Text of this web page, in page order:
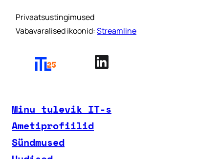
Privaatsustingimused
Vabavaralised ikoonid:Streamline
Minu tulevik IT-s
Ametiprofiilid
Sündmused